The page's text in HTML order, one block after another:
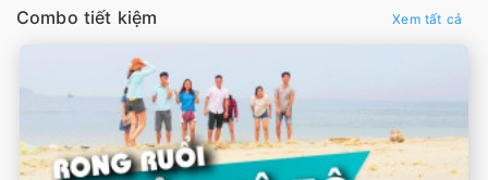
Combo tiết kiệm Xem tất cả